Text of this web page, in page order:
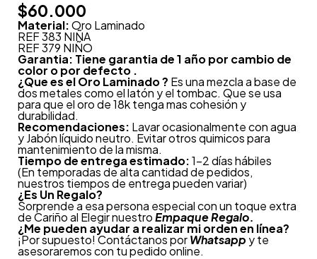
$60.000
Material:Oro Laminado
REF 383 NIÑA
REF 379 NIÑO
Garantia: Tiene garantia de 1 año por cambio de
color o por defecto .
¿Que es el Oro Laminado ? Es una mezcla a base de
dos metales como el latón y el tombac. Que se usa
para que el oro de 18k tenga mas cohesión y
durabilidad.
Recomendaciones: Lavar ocasionalmente con agua
y Jabón líquido neutro. Evitar otros quimicos para
mantenimiento de la misma.
Tiempo de entrega estimado:1-2 días hábiles
(En temporadas de alta cantidad de pedidos,
nuestros tiempos de entrega pueden variar)
¿Es Un Regalo?
Sorprende a esa persona especial con un toque extra
de Cariño al Elegir nuestroEmpaque Regalo.
¿Me pueden ayudar a realizar mi orden en línea?
¡Por supuesto! Contáctanos porWhatsapp y te
asesoraremos con tu pedido online.